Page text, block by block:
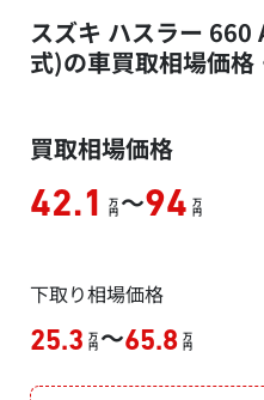
スズキ ハスラー
式)の車買取相場価
買取相場価格
42.1 万
円 ～94 万
円
下取り相場価格
25.3 万
円 ～65.8 万
円